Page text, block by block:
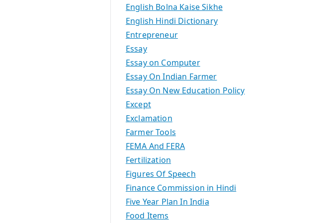
English Bolna Kaise Sikhe
English Hindi Dictionary
Entrepreneur
Essay
Essay on Computer
Essay On Indian Farmer
Essay On New Education Policy
Except
Exclamation
Farmer Tools
FEMA And FERA
Fertilization
Figures Of Speech
Finance Commission in Hindi
Five Year Plan In India
Food Items